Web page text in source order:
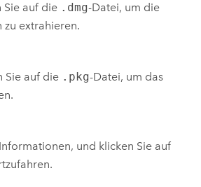
auf die .dmg-Datei, um die
zu extrahieren.
Sie auf die .pkg-Datei, um das
und klicken Sie auf